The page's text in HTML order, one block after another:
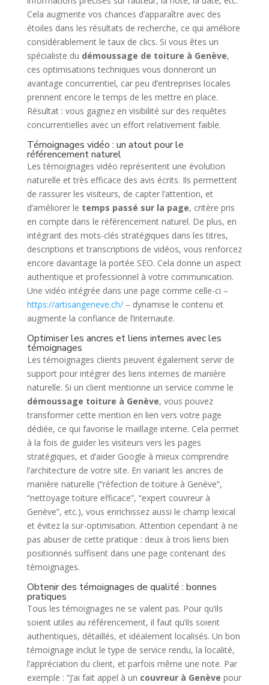
Cela augmente vos chances d’apparaître avec des
étoiles dans les résultats de recherche, ce qui améliore
considérablement le taux de clics. Si vous êtes un
spécialiste du démoussage de toiture à Genève,
ces optimisations techniques vous donneront un
avantage concurrentiel, car peu d’entreprises locales
prennent encore le temps de les mettre en place.
Résultat : vous gagnez en visibilité sur des requêtes
concurrentielles avec un effort relativement faible.
Témoignages vidéo : un atout pour le
référencement naturel
Les témoignages vidéo représentent une évolution
naturelle et très efficace des avis écrits. Ils permettent
de rassurer les visiteurs, de capter l’attention, et
d’améliorer le temps passé sur la page, critère pris
en compte dans le référencement naturel. De plus, en
intégrant des mots-clés stratégiques dans les titres,
descriptions et transcriptions de vidéos, vous renforcez
encore davantage la portée SEO. Cela donne un aspect
authentique et professionnel à votre communication.
Une vidéo intégrée dans une page comme celle-ci –
https://artisangeneve.ch/– dynamise le contenu et
augmente la confiance de l’internaute.
Optimiser les ancres et liens internes avec les
témoignages
Les témoignages clients peuvent également servir de
support pour intégrer des liens internes de manière
naturelle. Si un client mentionne un service comme le
démoussage toiture à Genève, vous pouvez
transformer cette mention en lien vers votre page
dédiée, ce qui favorise le maillage interne. Cela permet
à la fois de guider les visiteurs vers les pages
stratégiques, et d’aider Google à mieux comprendre
l’architecture de votre site. En variant les ancres de
manière naturelle (“réfection de toiture à Genève”,
“nettoyage toiture efficace”, “expert couvreur à
Genève”, etc.), vous enrichissez aussi le champ lexical
et évitez la sur-optimisation. Attention cependant à ne
pas abuser de cette pratique : deux à trois liens bien
positionnés suffisent dans une page contenant des
témoignages.
Obtenir des témoignages de qualité : bonnes
pratiques
Tous les témoignages ne se valent pas. Pour qu’ils
soient utiles au référencement, il faut qu’ils soient
authentiques, détaillés, et idéalement localisés. Un bon
témoignage inclut le type de service rendu, la localité,
l’appréciation du client, et parfois même une note. Par
exemple : “J’ai fait appel à un couvreur à Genève pour